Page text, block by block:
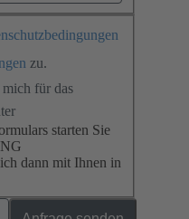
zu.
für das
starten Sie
dann mit Ihnen in